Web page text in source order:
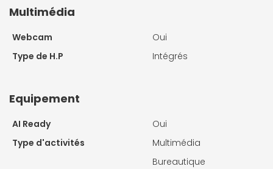
Multimédia
Webcam
Oui
Type de H.P
Intégrés
Equipement
AI Ready
Oui
Type d'activités
Multimédia
Bureautique